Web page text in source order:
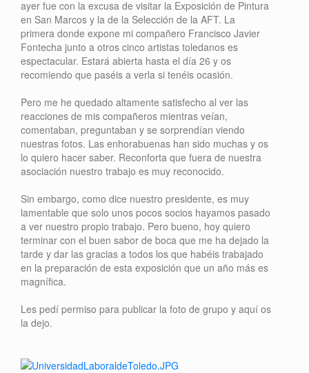
ayer fue con la excusa de visitar la Exposición de Pintura
en San Marcos y la de la Selección de la AFT. La
primera donde expone mi compañero Francisco Javier
Fontecha junto a otros cinco artistas toledanos es
espectacular. Estará abierta hasta el día 26 y os
recomiendo que paséis a verla si tenéis ocasión.
Pero me he quedado altamente satisfecho al ver las
reacciones de mis compañeros mientras veían,
comentaban, preguntaban y se sorprendían viendo
nuestras fotos. Las enhorabuenas han sido muchas y os
lo quiero hacer saber. Reconforta que fuera de nuestra
asociación nuestro trabajo es muy reconocido.
Sin embargo, como dice nuestro presidente, es muy
lamentable que solo unos pocos socios hayamos pasado
a ver nuestro propio trabajo. Pero bueno, hoy quiero
terminar con el buen sabor de boca que me ha dejado la
tarde y dar las gracias a todos los que habéis trabajado
en la preparación de esta exposición que un año más es
magnífica.
Les pedí permiso para publicar la foto de grupo y aquí os
la dejo.